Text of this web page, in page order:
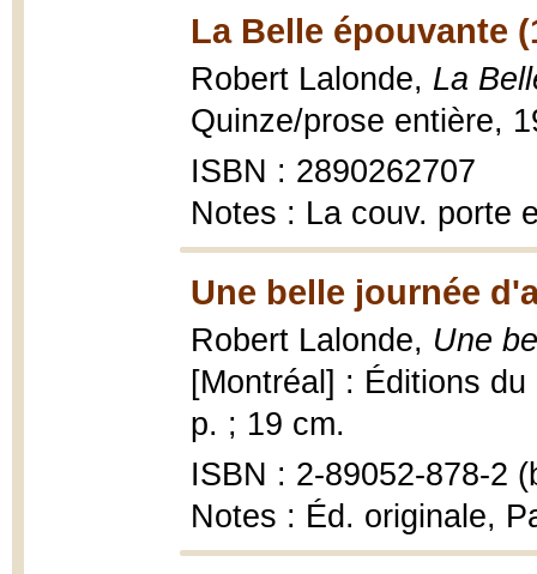
La Belle épouvante
Robert Lalonde, La
Quinze/prose entière,
ISBN : 2890262707
Notes : La couv. porte
Une belle journée
Robert Lalonde, Une
[Montréal] : Éditions
p. ; 19 cm.
ISBN : 2-89052-878-2
Notes : Éd. originale,